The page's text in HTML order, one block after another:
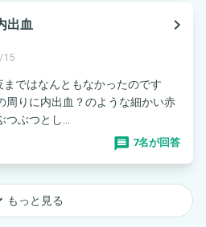
出血
navigate_next
15
ではなんともなかったのです
周りに内出血？のような細かい赤
ぶつとし...
7名が回答
もっと見る